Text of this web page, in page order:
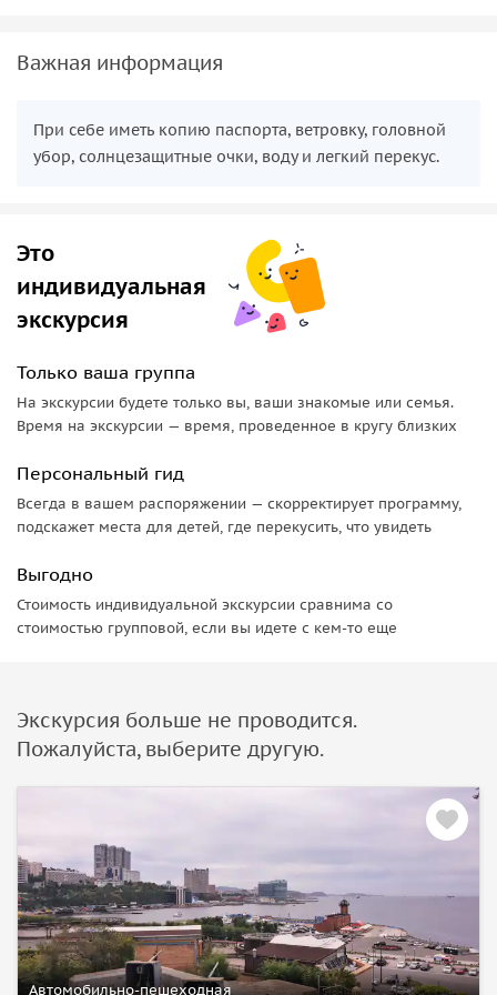
Важная информация
При себе иметь копию паспорта, ветровку, головной
убор, солнцезащитные очки, воду и легкий перекус.
Это
индивидуальная
экскурсия
Только ваша группа
На экскурсии будете только вы, ваши знакомые или семья.
Время на экскурсии — время, проведенное в кругу близких
Персональный гид
Всегда в вашем распоряжении — скорректирует программу,
подскажет места для детей, где перекусить, что увидеть
Выгодно
Стоимость индивидуальной экскурсии сравнима со
стоимостью групповой, если вы идете с кем-то еще
Экскурсия больше не проводится.
Пожалуйста, выберите другую.
Автомобильно-пешеходная